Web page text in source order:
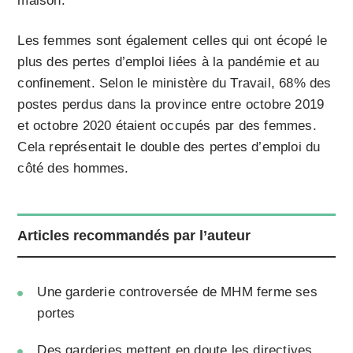
Les femmes sont également celles qui ont écopé le
plus des pertes d’emploi liées à la pandémie et au
confinement. Selon le ministère du Travail, 68% des
postes perdus dans la province entre octobre 2019
et octobre 2020 étaient occupés par des femmes.
Cela représentait le double des pertes d’emploi du
côté des hommes.
Articles recommandés par l’auteur
Une garderie controversée de MHM ferme ses
portes